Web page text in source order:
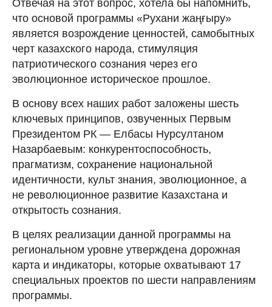
Отвечая на этот вопрос, хотела бы напомнить,
что основой программы «Рухани жаңғыру»
является возрождение ценностей, самобытных
черт казахского народа, стимуляция
патриотического сознания через его
эволюционное историческое прошлое.
В основу всех наших работ заложены шесть
ключевых принципов, озвученных Первым
Президентом РК — Елбасы Нурсултаном
Назарбаевым: конкурентоспособность,
прагматизм, сохранение национальной
идентичности, культ знания, эволюционное, а
не революционное развитие Казахстана и
открытость сознания.
В целях реализации данной программы на
региональном уровне утверждена дорожная
карта и индикаторы, которые охватывают 17
специальных проектов по шести направлениям
программы.